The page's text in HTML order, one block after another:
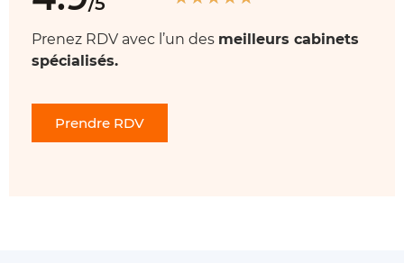
Prenez RDV avec l’un des meilleurs cabinets
spécialisés.
Prendre RDV